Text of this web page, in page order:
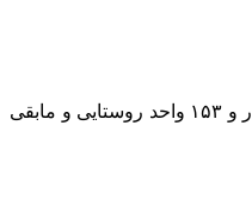
وی افزود: از واحدهایی تکمیل و بهره برداری شده توسط بنیاد مسکن ۲۹۳ هزار و ۵۲۴ واحد روستایی و ۱۹ هزار و ۲۱۰ واحد شهری است.از واحدهای در دست اجرا نیز ۲۵۲ هزار و ۱۵۳ واحد روستایی و مابقی